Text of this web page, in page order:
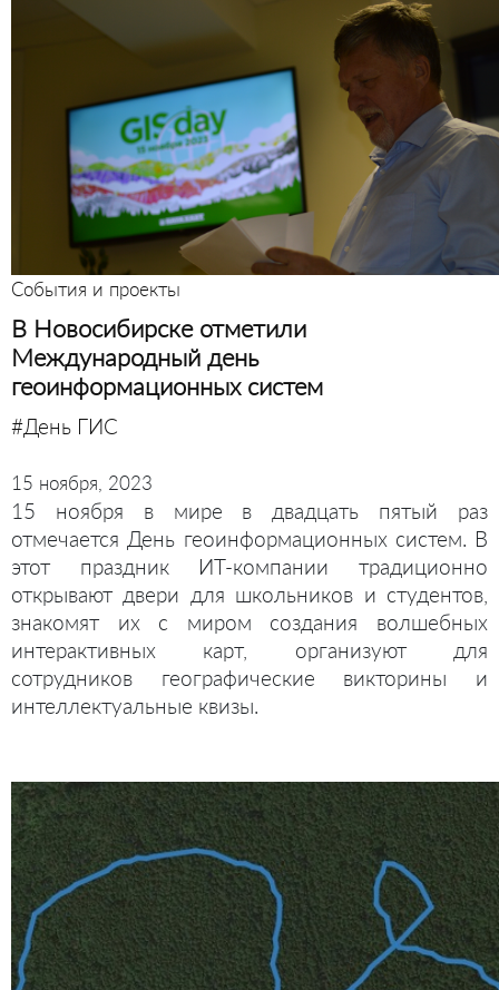
События и проекты
В Новосибирске отметили
Международный день
геоинформационных систем
#День ГИС
15 ноября, 2023
15 ноября в мире в двадцать пятый раз
отмечается День геоинформационных систем. В
этот праздник ИТ-компании традиционно
открывают двери для школьников и студентов,
знакомят их с миром создания волшебных
интерактивных карт, организуют для
сотрудников географические викторины и
интеллектуальные квизы.